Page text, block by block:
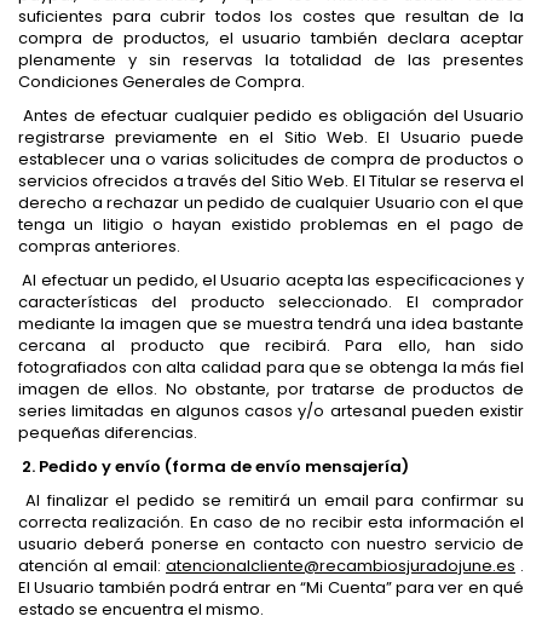
suficientes para cubrir todos los costes que resultan de la
compra de productos, el usuario también declara aceptar
plenamente y sin reservas la totalidad de las presentes
Condiciones Generales de Compra.
Antes de efectuar cualquier pedido es obligación del Usuario
registrarse previamente en el Sitio Web. El Usuario puede
establecer una o varias solicitudes de compra de productos o
servicios ofrecidos a través del Sitio Web. El Titular se reserva el
derecho a rechazar un pedido de cualquier Usuario con el que
tenga un litigio o hayan existido problemas en el pago de
compras anteriores.
Al efectuar un pedido, el Usuario acepta las especificaciones y
características del producto seleccionado. El comprador
mediante la imagen que se muestra tendrá una idea bastante
cercana al producto que recibirá. Para ello, han sido
fotografiados con alta calidad para que se obtenga la más fiel
imagen de ellos. No obstante, por tratarse de productos de
series limitadas en algunos casos y/o artesanal pueden existir
pequeñas diferencias.
2. Pedido y envío (forma de envío mensajería)
Al finalizar el pedido se remitirá un email para confirmar su
correcta realización. En caso de no recibir esta información el
usuario deberá ponerse en contacto con nuestro servicio de
atención al email: atencionalcliente@recambiosjuradojune.es .
El Usuario también podrá entrar en “Mi Cuenta” para ver en qué
estado se encuentra el mismo.